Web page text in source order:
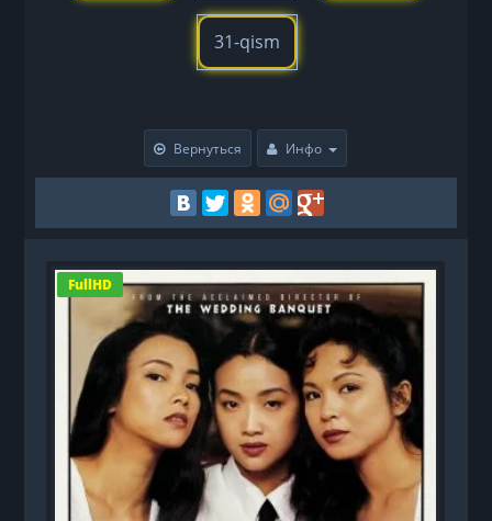
31-qism
Вернуться Инфо
FullHD